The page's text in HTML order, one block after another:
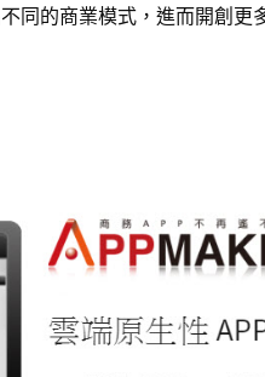
同的商業模式，進而開創更